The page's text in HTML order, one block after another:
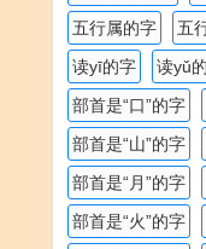
五行属的字
五
读yī的字
读yǔ
部首是“口”的字
部首是“山”的字
部首是“月”的字
部首是“火”的字